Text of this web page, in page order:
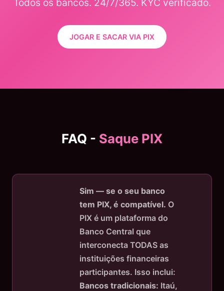
JOGAR E SACAR VIA PIX
FAQ - Saque PIX
Sim — se o seu banco
tem PIX, é compatível. O
PIX é um plataforma do
Banco Central que
interconecta TODAS as
instituições financeiras
participantes. Isso inclui:
Bancos tradicionais: Itaú,